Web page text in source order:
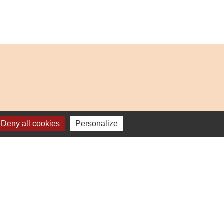
Deny all cookies Personalize